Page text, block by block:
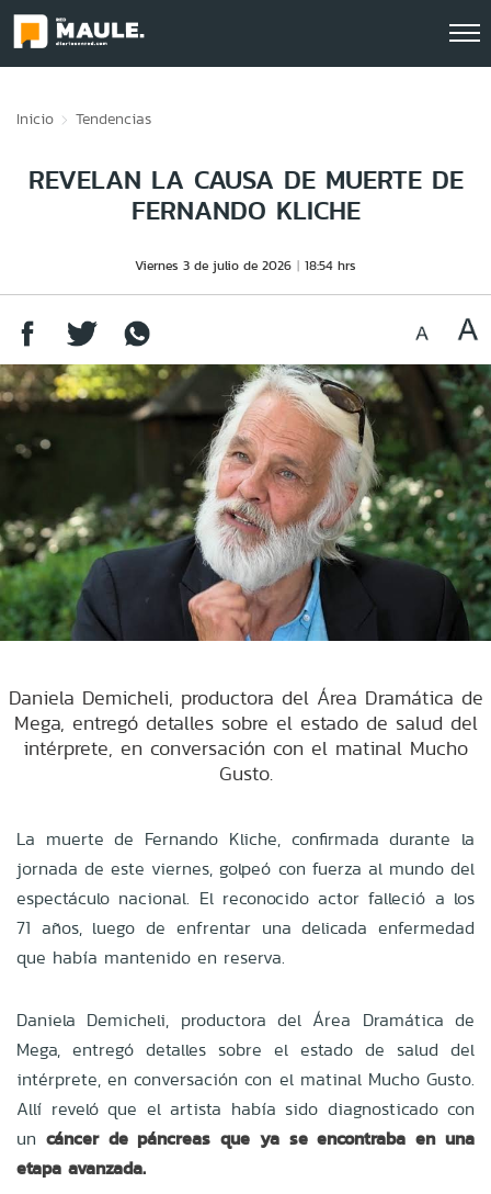
Inicio Tendencias
REVELAN LA CAUSA DE MUERTE DE
FERNANDO KLICHE
Viernes 3 de julio de 2026 18:54 hrs
Daniela Demicheli, productora del Área Dramática de
Mega, entregó detalles sobre el estado de salud del
intérprete, en conversación con el matinal Mucho
Gusto.
La muerte de Fernando Kliche, confirmada durante la
jornada de este viernes, golpeó con fuerza al mundo del
espectáculo nacional. El reconocido actor falleció a los
71 años, luego de enfrentar una delicada enfermedad
que había mantenido en reserva.
Daniela Demicheli, productora del Área Dramática de
Mega, entregó detalles sobre el estado de salud del
intérprete, en conversación con el matinal Mucho Gusto.
Allí reveló que el artista había sido diagnosticado con
un cáncer de páncreas que ya se encontraba en una
etapa avanzada.